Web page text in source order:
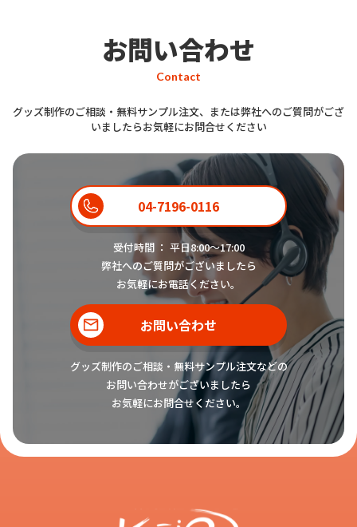
お問い合わせ
Contact
グッズ制作のご相談・無料サンプル注文、または弊社へのご質問がござ
いましたらお気軽にお問合せください
04-7196-0116
受付時間 ： 平日8:00〜17:00
弊社へのご質問がございましたら
お気軽にお電話ください。
お問い合わせ
グッズ制作のご相談・無料サンプル注文などの
お問い合わせがございましたら
お気軽にお問合せください。